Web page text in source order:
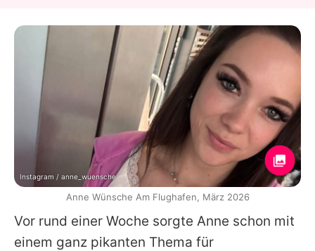
Vor rund einer Woche sorgte Anne schon mit
einem ganz pikanten Thema für
Instagram / anne_wuensche
Anne Wünsche Am Flughafen, März 2026